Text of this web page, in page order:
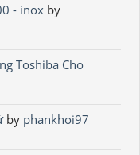
- inox by
Toshiba Cho
by phankhoi97